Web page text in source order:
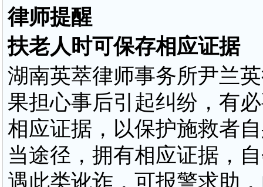
律师提醒
扶老人时可保存相应证据
湖南英萃律师事务所尹兰
果担心事后引起纠纷，有
相应证据，以保护施救者
当途径，拥有相应证据，
遇此类讹诈，可报警求助